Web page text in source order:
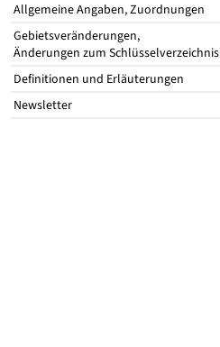
Allgemeine Angaben, Zuordnungen
Gebietsveränderungen,
Änderungen zum Schlüsselverzeichnis
Definitionen und Erläuterungen
Newsletter